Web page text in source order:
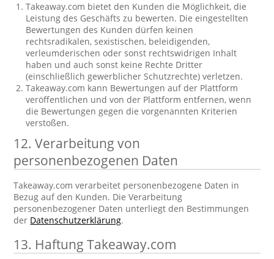
Takeaway.com bietet den Kunden die Möglichkeit, die
Leistung des Geschäfts zu bewerten. Die eingestellten
Bewertungen des Kunden dürfen keinen
rechtsradikalen, sexistischen, beleidigenden,
verleumderischen oder sonst rechtswidrigen Inhalt
haben und auch sonst keine Rechte Dritter
(einschließlich gewerblicher Schutzrechte) verletzen.
Takeaway.com kann Bewertungen auf der Plattform
veröffentlichen und von der Plattform entfernen, wenn
die Bewertungen gegen die vorgenannten Kriterien
verstoßen.
12. Verarbeitung von
personenbezogenen Daten
Takeaway.com verarbeitet personenbezogene Daten in
Bezug auf den Kunden. Die Verarbeitung
personenbezogener Daten unterliegt den Bestimmungen
der Datenschutzerklärung.
13. Haftung Takeaway.com